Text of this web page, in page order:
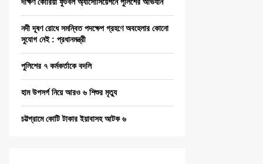
নদী দূষণ রোধে সমন্বিত পদক্ষেপ গ্রহণে অবহেলার কোনো
সুযোগ নেই : প্রধানমন্ত্রী
পুলিশের ৭ কর্মকর্তাকে বদলি
হাম উপসর্গ নিয়ে আরও ৬ শিশুর মৃত্যু
চট্টগ্রামে কোটি টাকার ইয়াবাসহ আটক ৬